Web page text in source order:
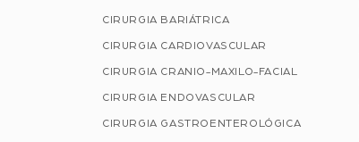
CIRURGIA BARIÁTRICA
CIRURGIA CARDIOVASCULAR
CIRURGIA CRANIO-MAXILO-FACIAL
CIRURGIA ENDOVASCULAR
CIRURGIA GASTROENTEROLÓGICA